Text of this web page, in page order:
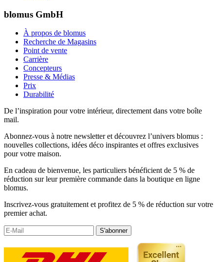
blomus GmbH
À propos de blomus
Recherche de Magasins
Point de vente
Carrière
Concepteurs
Presse & Médias
Prix
Durabilité
De l’inspiration pour votre intérieur, directement dans votre boîte
mail.
Abonnez-vous à notre newsletter et découvrez l’univers blomus :
nouvelles collections, idées déco inspirantes et offres exclusives
pour votre maison.
En cadeau de bienvenue, les particuliers bénéficient de 5 % de
réduction sur leur première commande dans la boutique en ligne
blomus.
Inscrivez-vous gratuitement et profitez de 5 % de réduction sur votre
premier achat.
S'abonner